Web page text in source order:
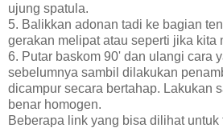
ujung spatula.
5. Balikkan adonan tadi ke bagian
gerakan melipat atau seperti jika kita
6. Putar baskom 90' dan ulangi cara
sebelumnya sambil dilakukan
dicampur secara bertahap. Lakukan
benar homogen.
Beberapa link yang bisa dilihat untuk